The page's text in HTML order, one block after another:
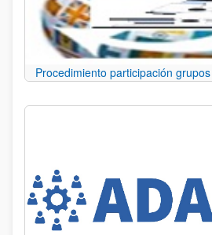
Procedimiento participación